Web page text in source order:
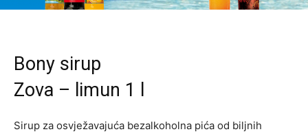
Bony sirup
Zova – limun 1 l
Sirup za osvježavajuća bezalkoholna pića od biljnih